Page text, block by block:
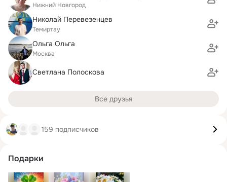
Нижний Новгород
Николай Перевезенцев
Темиртау
Ольга Ольга
Москва
Светлана Полоскова
Все друзья
159 подписчиков
Подарки